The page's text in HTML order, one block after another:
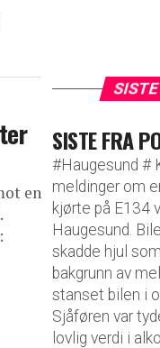
en
SISTE FRA
#Haugesund #
meldinger om
kjørte på E134
Haugesund.
skadde hjul
bakgrunn av
stanset bilen i
Sjåføren var
lovlig verdi i